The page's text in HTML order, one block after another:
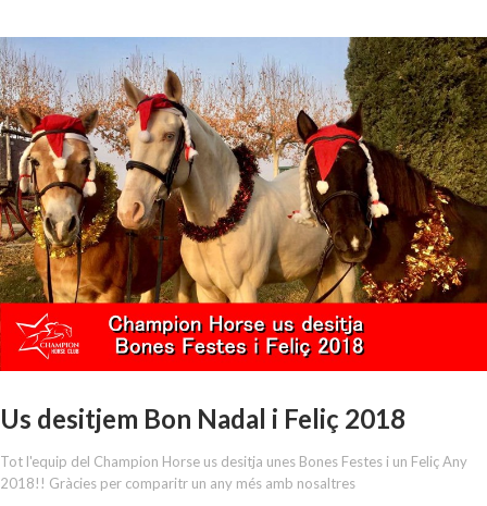
Us desitjem Bon Nadal i Feliç 2018
Tot l'equip del Champion Horse us desitja unes Bones Festes i un Feliç Any
2018!! Gràcies per comparitr un any més amb nosaltres